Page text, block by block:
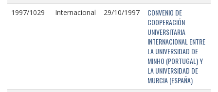
1997/1029 Internacional 29/10/1997
CONVENIO DE
COOPERACIÓN
UNIVERSITARIA
INTERNACIONAL ENTRE
LA UNIVERSIDAD DE
MINHO (PORTUGAL) Y
LA UNIVERSIDAD DE
MURCIA (ESPAÑA)